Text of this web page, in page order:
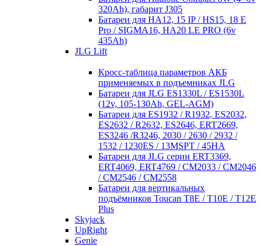
320Ah), габарит J305
Батареи для HA12, 15 IP / HS15, 18 E
Pro / SIGMA16, HA20 LE PRO (6v
435Ah)
JLG Lift
Кросc-таблица параметров АКБ
применяемых в подъемниках JLG
Батареи для JLG ES1330L / ES1530L
(12v, 105-130Ah, GEL-AGM)
Батареи для ES1932 / R1932, ES2032,
ES2632 / R2632, ES2646, ERT2669,
ES3246 /R3246, 2030 / 2630 / 2932 /
1532 / 1230ES / 13MSPT / 45HA
Батареи для JLG серии ERT3369,
ERT4069, ERT4769 / CM2033 / CM2046
/ CM2546 / CM2558
Батареи для вертикальных
подъёмников Toucan T8E / T10E / T12E
Plus
Skyjack
UpRight
Genie